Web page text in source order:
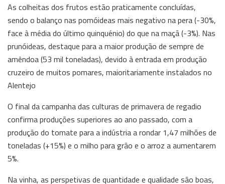
As colheitas dos frutos estão praticamente concluídas,
sendo o balanço nas pomóideas mais negativo na pera (-30%,
face à média do último quinquénio) do que na maçã (-3%). Nas
prunóideas, destaque para a maior produção de sempre de
amêndoa (53 mil toneladas), devido à entrada em produção
cruzeiro de muitos pomares, maioritariamente instalados no
Alentejo
O final da campanha das culturas de primavera de regadio
confirma produções superiores ao ano passado, com a
produção do tomate para a indústria a rondar 1,47 milhões de
toneladas (+15%) e o milho para grão e o arroz a aumentarem
5%.
Na vinha, as perspetivas de quantidade e qualidade são boas,